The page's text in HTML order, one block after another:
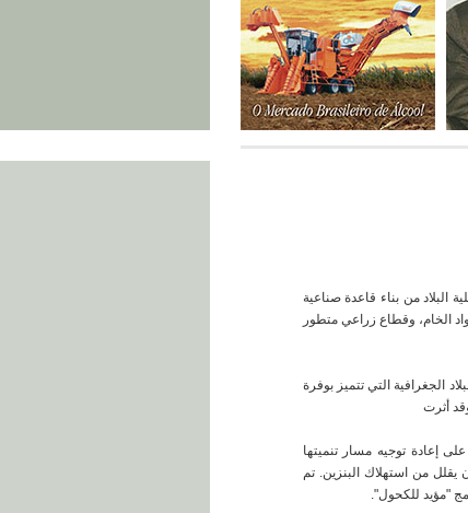
من بناء قاعدة صناعية
الخام، وقطاع زراعي متطور
الجغرافية التي تتميز بوفرة
إعادة توجيه مسار تنميتها
من استهلاك البنزين. تم